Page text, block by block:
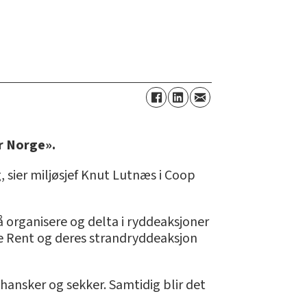
Norge».
sier miljøsjef Knut Lutnæs i Coop
og delta i ryddeaksjoner
og deres strandryddeaksjon
og sekker. Samtidig blir det